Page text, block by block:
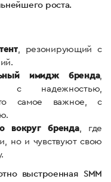
роста.
, резонирующий с
имидж бренда,
с надежностью,
самое важное, с
вокруг бренда, где
но и чувствуют свою
выстроенная SMM